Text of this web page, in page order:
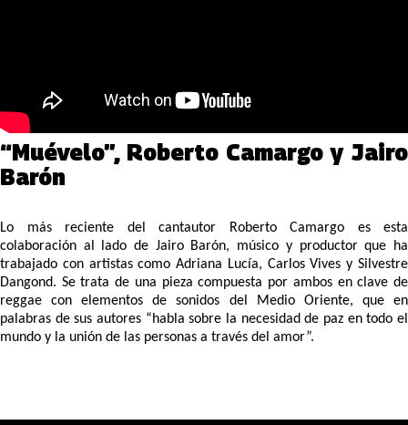
“Muévelo”, Roberto Camargo y Jairo
Barón
Lo más reciente del cantautor Roberto Camargo es esta
colaboración al lado de Jairo Barón, músico y productor que ha
trabajado con artistas como Adriana Lucía, Carlos Vives y Silvestre
Dangond. Se trata de una pieza compuesta por ambos en clave de
reggae con elementos de sonidos del Medio Oriente, que en
palabras de sus autores “habla sobre la necesidad de paz en todo el
mundo y la unión de las personas a través del amor”.